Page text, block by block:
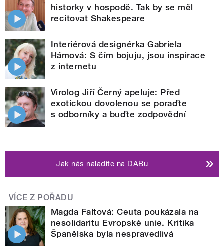
historky v hospodě. Tak by se měl
recitovat Shakespeare
Interiérová designérka Gabriela
Hámová: S čím bojuju, jsou inspirace
z internetu
Virolog Jiří Černý apeluje: Před
exotickou dovolenou se poraďte
s odborníky a buďte zodpovědní
Jak nás naladíte na DABu
VÍCE Z POŘADU
Magda Faltová: Ceuta poukázala na
nesolidaritu Evropské unie. Kritika
Španělska byla nespravedlivá